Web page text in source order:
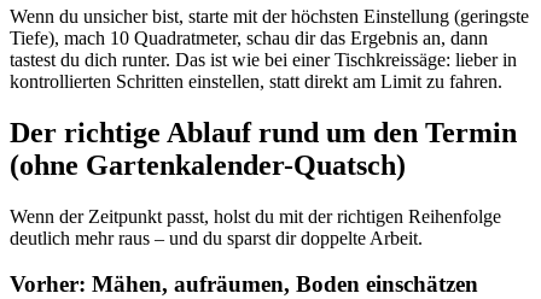
Wenn du unsicher bist, starte mit der höchsten Einstellung (geringste
Tiefe), mach 10 Quadratmeter, schau dir das Ergebnis an, dann
tastest du dich runter. Das ist wie bei einer Tischkreissäge: lieber in
kontrollierten Schritten einstellen, statt direkt am Limit zu fahren.
Der richtige Ablauf rund um den Termin
(ohne Gartenkalender-Quatsch)
Wenn der Zeitpunkt passt, holst du mit der richtigen Reihenfolge
deutlich mehr raus – und du sparst dir doppelte Arbeit.
Vorher: Mähen, aufräumen, Boden einschätzen